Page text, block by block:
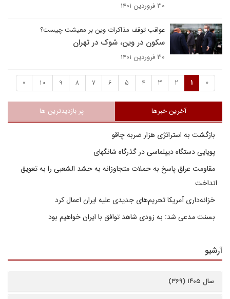
۳۰ فروردین ۱۴۰۱
عواقب توقف مذاکرات وین بر معیشت چیست؟
سکون در وین، شوک در تهران
۳۰ فروردین ۱۴۰۱
«
1
2
3
4
5
6
7
8
9
10
»
آخرین خبرها پر بازدیدترین ها
بازگشت به استراتژی هزار ضربه چاقو
پویایی دستگاه دیپلماسی در گذرگاه شانگهای
مقاومت عراق پاسخ به حملات متجاوزانه به حشد الشعبی را به تعویق
انداخت
خزانه‌داری آمریکا تحریم‌های جدیدی علیه ایران اعمال کرد
بسنت مدعی شد: به زودی شاهد توافق با ایران خواهیم بود
آرشیو
سال ۱۴۰۵ (۳۶۹)